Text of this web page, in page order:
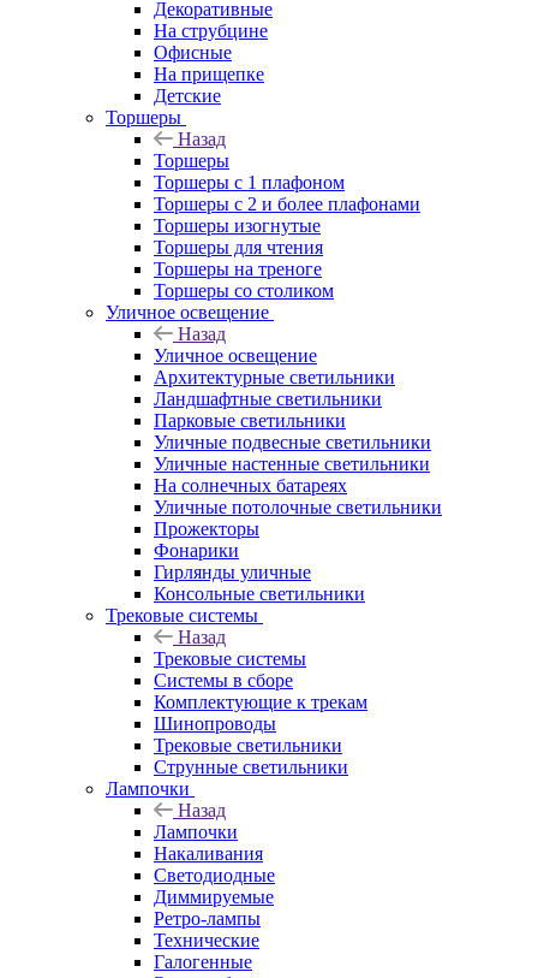
Декоративные
На струбцине
Офисные
На прищепке
Детские
Торшеры
Назад
Торшеры
Торшеры с 1 плафоном
Торшеры с 2 и более плафонами
Торшеры изогнутые
Торшеры для чтения
Торшеры на треноге
Торшеры со столиком
Уличное освещение
Назад
Уличное освещение
Архитектурные светильники
Ландшафтные светильники
Парковые светильники
Уличные подвесные светильники
Уличные настенные светильники
На солнечных батареях
Уличные потолочные светильники
Прожекторы
Фонарики
Гирлянды уличные
Консольные светильники
Трековые системы
Назад
Трековые системы
Системы в сборе
Комплектующие к трекам
Шинопроводы
Трековые светильники
Струнные светильники
Лампочки
Назад
Лампочки
Накаливания
Светодиодные
Диммируемые
Ретро-лампы
Технические
Галогенные